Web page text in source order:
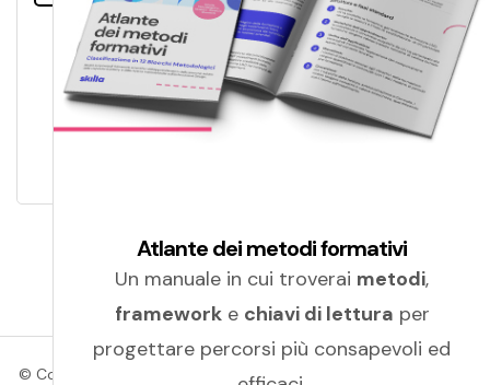
© Copyright 2026 Amicucci Formazione | P.IVA 01405830439 |
Atlante dei metodi formativi
Un manuale in cui troverai metodi,
frameworke chiavi di lettura per
progettare percorsi più consapevoli ed